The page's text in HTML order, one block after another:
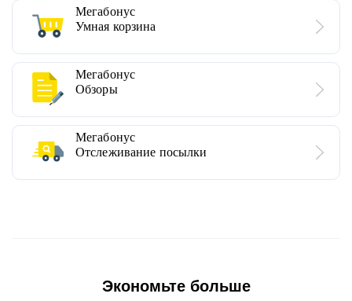
Мегабонус
Умная корзина
Мегабонус
Обзоры
Мегабонус
Отслеживание посылки
Экономьте больше